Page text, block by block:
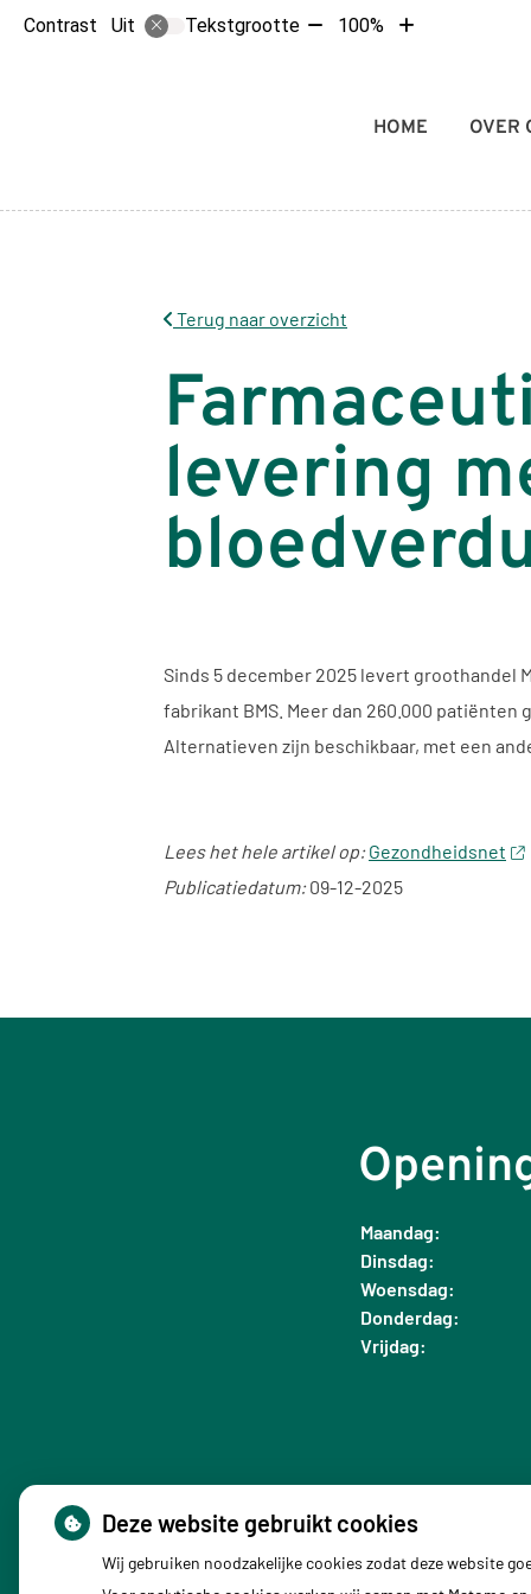
Contrast Uit Tekstgrootte Tekst100%
Tekst
Hoofdmenu
HOME OVER
Terug naar overzicht
levering
Sinds 5 december 2025 levert groothandel
fabrikant BMS. Meer dan 260.000
Alternatieven zijn beschikbaar, met een
Lees het hele artikel op: Gezondheidsnet
Publicatiedatum:09-12-2025
Maandag:
Dinsdag:
Woensdag:
Donderdag:
Vrijdag:
Deze website gebruikt cookies
Wij gebruiken noodzakelijke cookies zodat deze website